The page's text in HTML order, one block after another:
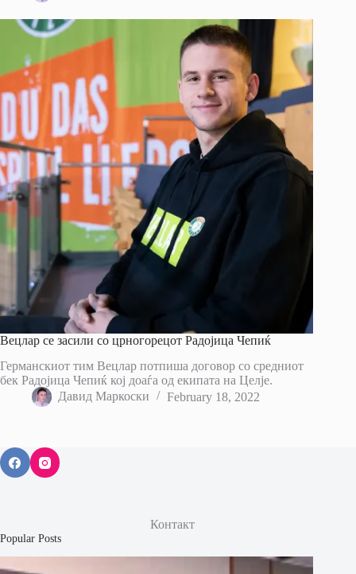
Вецлар се засили со црногорецот Радојица Чепиќ
Германскиот тим Вецлар потпиша договор со средниот
бек Радојица Чепиќ кој доаѓа од екипата на Целје.
Давид Маркоски
February 18, 2022
Контакт
Popular Posts